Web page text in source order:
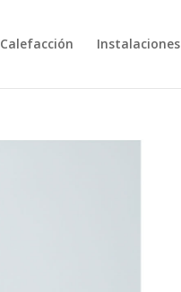
Calefacción Instalaciones